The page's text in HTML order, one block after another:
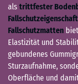
als trittfester
Fallschutzmatten
Elastizität und
gebundenes
Sturzaufnahme,
Oberfläche und